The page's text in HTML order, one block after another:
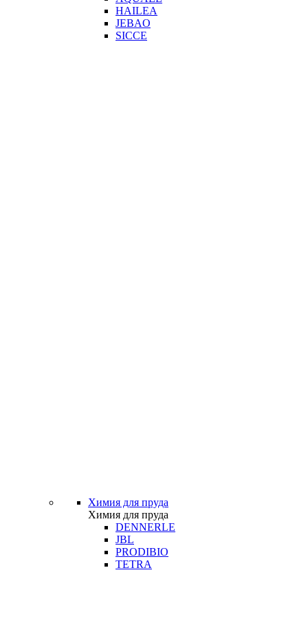
HAILEA
JEBAO
SICCE
Химия для пруда
Химия для пруда
DENNERLE
JBL
PRODIBIO
TETRA